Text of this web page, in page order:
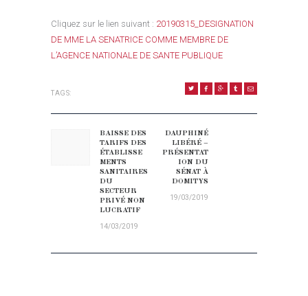
Cliquez sur le lien suivant : 20190315_DESIGNATION
DE MME LA SENATRICE COMME MEMBRE DE
L’AGENCE NATIONALE DE SANTE PUBLIQUE
TAGS:
Previous post:
BAISSE DES
TARIFS DES
ÉTABLISSE
MENTS
SANITAIRES
DU
SECTEUR
PRIVÉ NON
LUCRATIF
14/03/2019
Next post:
DAUPHINÉ
LIBÉRÉ –
PRÉSENTAT
ION DU
SÉNAT À
DOMITYS
19/03/2019